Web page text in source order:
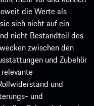
die Werte als
sich nicht auf ein
nicht Bestandteil des
zwischen den
und Zubehör
und
und